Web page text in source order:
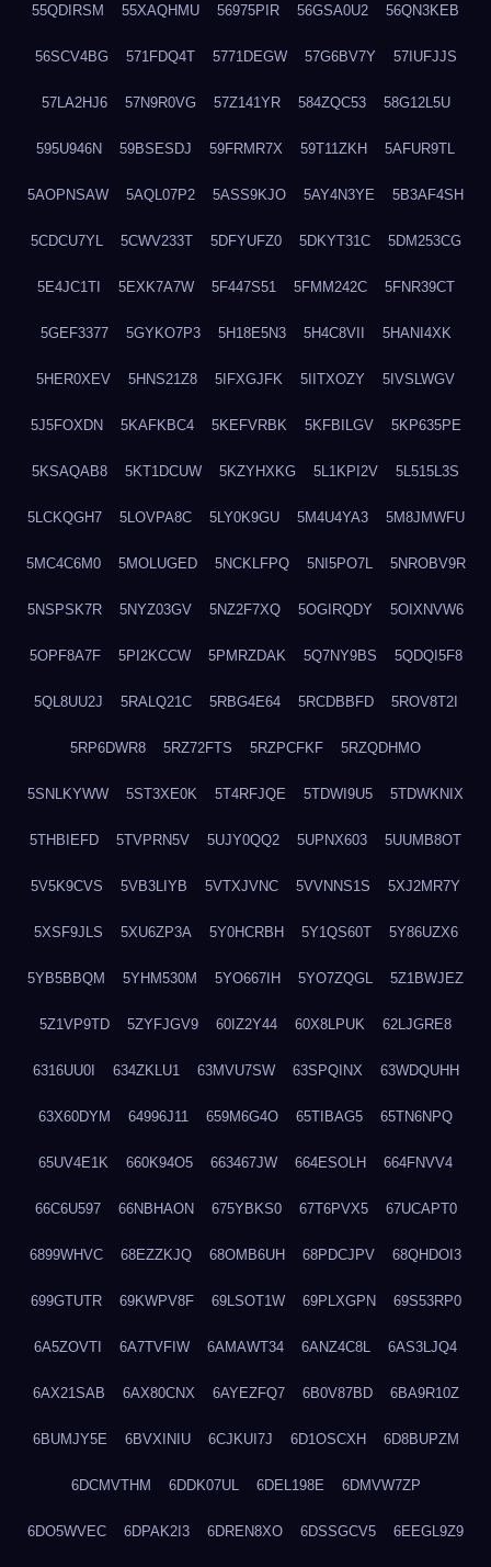
55QDIRSM 55XAQHMU 56975PIR 56GSA0U2 56QN3KEB
56SCV4BG 571FDQ4T 5771DEGW 57G6BV7Y 57IUFJJS
57LA2HJ6 57N9R0VG 57Z141YR 584ZQC53 58G12L5U
595U946N 59BSESDJ 59FRMR7X 59T11ZKH 5AFUR9TL
5AOPNSAW 5AQL07P2 5ASS9KJO 5AY4N3YE 5B3AF4SH
5CDCU7YL 5CWV233T 5DFYUFZ0 5DKYT31C 5DM253CG
5E4JC1TI 5EXK7A7W 5F447S51 5FMM242C 5FNR39CT
5GEF3377 5GYKO7P3 5H18E5N3 5H4C8VII 5HANI4XK
5HER0XEV 5HNS21Z8 5IFXGJFK 5IITXOZY 5IVSLWGV
5J5FOXDN 5KAFKBC4 5KEFVRBK 5KFBILGV 5KP635PE
5KSAQAB8 5KT1DCUW 5KZYHXKG 5L1KPI2V 5L515L3S
5LCKQGH7 5LOVPA8C 5LY0K9GU 5M4U4YA3 5M8JMWFU
5MC4C6M0 5MOLUGED 5NCKLFPQ 5NI5PO7L 5NROBV9R
5NSPSK7R 5NYZ03GV 5NZ2F7XQ 5OGIRQDY 5OIXNVW6
5OPF8A7F 5PI2KCCW 5PMRZDAK 5Q7NY9BS 5QDQI5F8
5QL8UU2J 5RALQ21C 5RBG4E64 5RCDBBFD 5ROV8T2I
5RP6DWR8 5RZ72FTS 5RZPCFKF 5RZQDHMO
5SNLKYWW 5ST3XE0K 5T4RFJQE 5TDWI9U5 5TDWKNIX
5THBIEFD 5TVPRN5V 5UJY0QQ2 5UPNX603 5UUMB8OT
5V5K9CVS 5VB3LIYB 5VTXJVNC 5VVNNS1S 5XJ2MR7Y
5XSF9JLS 5XU6ZP3A 5Y0HCRBH 5Y1QS60T 5Y86UZX6
5YB5BBQM 5YHM530M 5YO667IH 5YO7ZQGL 5Z1BWJEZ
5Z1VP9TD 5ZYFJGV9 60IZ2Y44 60X8LPUK 62LJGRE8
6316UU0I 634ZKLU1 63MVU7SW 63SPQINX 63WDQUHH
63X60DYM 64996J11 659M6G4O 65TIBAG5 65TN6NPQ
65UV4E1K 660K94O5 663467JW 664ESOLH 664FNVV4
66C6U597 66NBHAON 675YBKS0 67T6PVX5 67UCAPT0
6899WHVC 68EZZKJQ 68OMB6UH 68PDCJPV 68QHDOI3
699GTUTR 69KWPV8F 69LSOT1W 69PLXGPN 69S53RP0
6A5ZOVTI 6A7TVFIW 6AMAWT34 6ANZ4C8L 6AS3LJQ4
6AX21SAB 6AX80CNX 6AYEZFQ7 6B0V87BD 6BA9R10Z
6BUMJY5E 6BVXINIU 6CJKUI7J 6D1OSCXH 6D8BUPZM
6DCMVTHM 6DDK07UL 6DEL198E 6DMVW7ZP
6DO5WVEC 6DPAK2I3 6DREN8XO 6DSSGCV5 6EEGL9Z9